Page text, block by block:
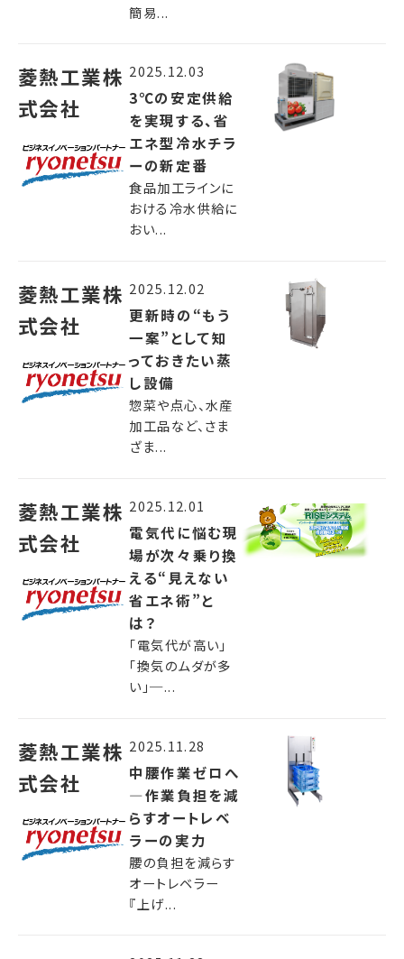
簡易...
菱熱工業株
式会社
2025.12.03
3℃の安定供給
を実現する、省
エネ型冷水チラ
ーの新定番
食品加工ラインに
おける冷水供給に
おい...
菱熱工業株
式会社
2025.12.02
更新時の“もう
一案”として知
っておきたい蒸
し設備
惣菜や点心、水産
加工品など、さま
ざま...
菱熱工業株
式会社
2025.12.01
電気代に悩む現
場が次々乗り換
える“見えない
省エネ術”と
は？
「電気代が高い」
「換気のムダが多
い」─...
菱熱工業株
式会社
2025.11.28
中腰作業ゼロへ
—作業負担を減
らすオートレベ
ラーの実力
腰の負担を減らす
オートレベラー
『上げ...